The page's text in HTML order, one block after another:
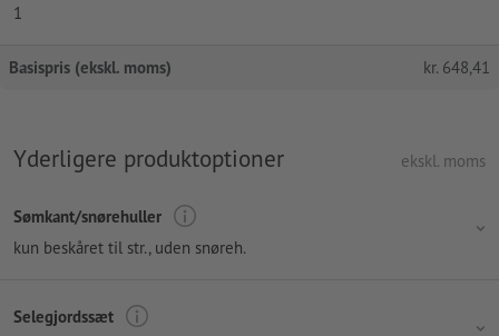
1
Basispris (ekskl. moms) kr. 648,41
Yderligere produktoptioner ekskl. moms
Sømkant/snørehuller
kun beskåret til str., uden snøreh.
Selegjordssæt